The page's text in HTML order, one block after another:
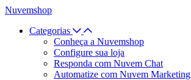
Nuvemshop
Categorias
Conheça a Nuvemshop
Configure sua loja
Responda com Nuvem Chat
Automatize com Nuvem Marketing